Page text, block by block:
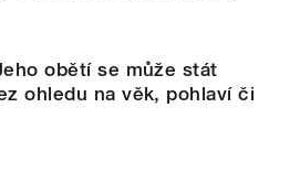
obětí se může stát
ohledu na věk, pohlaví či